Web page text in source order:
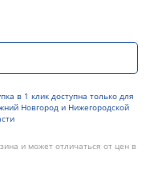
в 1 клик доступна только для
Новгород и Нижегородской
и может отличаться от цен в